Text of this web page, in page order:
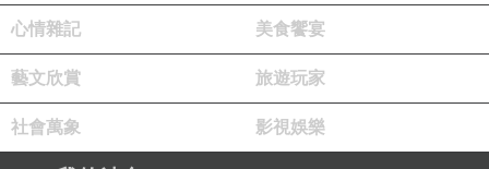
新舒眠
心情雜記 美食饗宴
藝文欣賞 旅遊玩家
社會萬象 影視娛樂